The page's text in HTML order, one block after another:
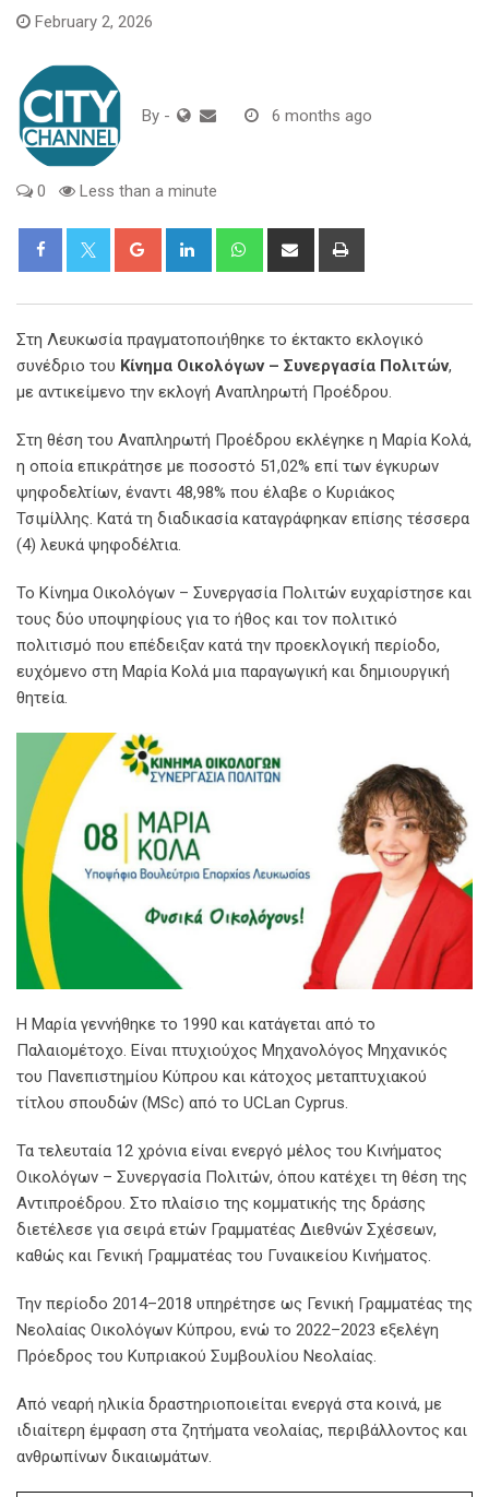
February 2, 2026
By - 6 months ago
0 Less than a minute
Google+ LinkedIn WhatsappShare
Στη Λευκωσία πραγματοποιήθηκε το έκτακτο εκλογικό
συνέδριο του Κίνημα Οικολόγων – Συνεργασία Πολιτών,
με αντικείμενο την εκλογή Αναπληρωτή Προέδρου.
Στη θέση του Αναπληρωτή Προέδρου εκλέγηκε η Μαρία Κολά,
η οποία επικράτησε με ποσοστό 51,02% επί των έγκυρων
ψηφοδελτίων, έναντι 48,98% που έλαβε ο Κυριάκος
Τσιμίλλης. Κατά τη διαδικασία καταγράφηκαν επίσης τέσσερα
(4) λευκά ψηφοδέλτια.
Το Κίνημα Οικολόγων – Συνεργασία Πολιτών ευχαρίστησε και
τους δύο υποψηφίους για το ήθος και τον πολιτικό
πολιτισμό που επέδειξαν κατά την προεκλογική περίοδο,
ευχόμενο στη Μαρία Κολά μια παραγωγική και δημιουργική
θητεία.
Η Μαρία γεννήθηκε το 1990 και κατάγεται από το
Παλαιομέτοχο. Είναι πτυχιούχος Μηχανολόγος Μηχανικός
του Πανεπιστημίου Κύπρου και κάτοχος μεταπτυχιακού
τίτλου σπουδών (MSc) από το UCLan Cyprus.
Τα τελευταία 12 χρόνια είναι ενεργό μέλος του Κινήματος
Οικολόγων – Συνεργασία Πολιτών, όπου κατέχει τη θέση της
Αντιπροέδρου. Στο πλαίσιο της κομματικής της δράσης
διετέλεσε για σειρά ετών Γραμματέας Διεθνών Σχέσεων,
καθώς και Γενική Γραμματέας του Γυναικείου Κινήματος.
Την περίοδο 2014–2018 υπηρέτησε ως Γενική Γραμματέας της
Νεολαίας Οικολόγων Κύπρου, ενώ το 2022–2023 εξελέγη
Πρόεδρος του Κυπριακού Συμβουλίου Νεολαίας.
Από νεαρή ηλικία δραστηριοποιείται ενεργά στα κοινά, με
ιδιαίτερη έμφαση στα ζητήματα νεολαίας, περιβάλλοντος και
ανθρωπίνων δικαιωμάτων.